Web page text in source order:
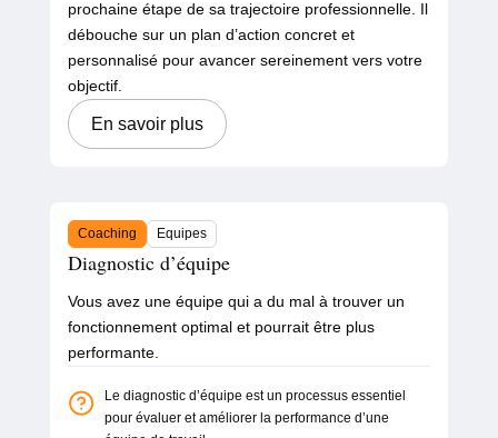
prochaine étape de sa trajectoire professionnelle. Il
débouche sur un plan d’action concret et
personnalisé pour avancer sereinement vers votre
objectif.
En savoir plus
Coaching Equipes
Diagnostic d’équipe
Vous avez une équipe qui a du mal à trouver un
fonctionnement optimal et pourrait être plus
performante.
Le diagnostic d’équipe est un processus essentiel
pour évaluer et améliorer la performance d’une